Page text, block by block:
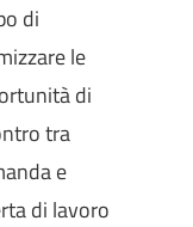
di
le
di
tra
e
di lavoro